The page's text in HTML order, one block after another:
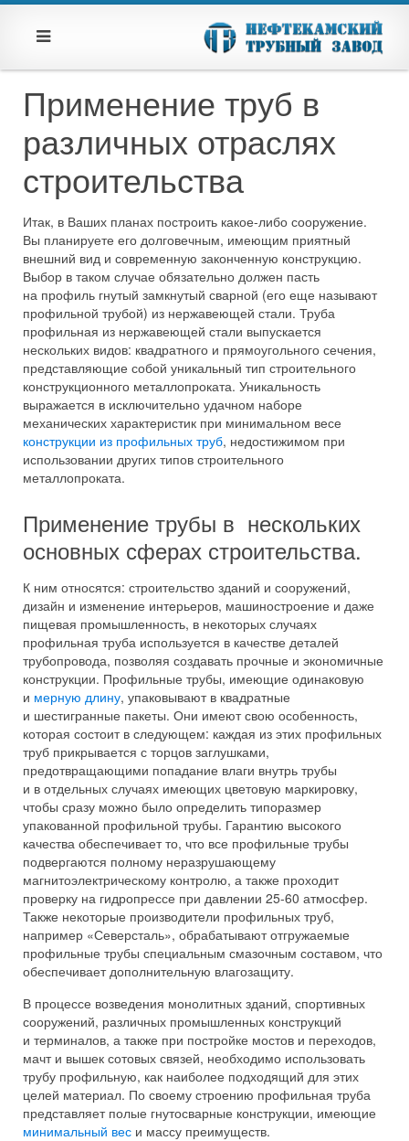
Применение труб в
различных отраслях
строительства
Итак, в Ваших планах построить какое-либо сооружение.
Вы планируете его долговечным, имеющим приятный
внешний вид и современную законченную конструкцию.
Выбор в таком случае обязательно должен пасть
на профиль гнутый замкнутый сварной (его еще называют
профильной трубой) из нержавеющей стали. Труба
профильная из нержавеющей стали выпускается
нескольких видов: квадратного и прямоугольного сечения,
представляющие собой уникальный тип строительного
конструкционного металлопроката. Уникальность
выражается в исключительно удачном наборе
механических характеристик при минимальном весе
конструкции из профильных труб, недостижимом при
использовании других типов строительного
металлопроката.
Применение трубы в нескольких
основных сферах строительства.
К ним относятся: строительство зданий и сооружений,
дизайн и изменение интерьеров, машиностроение и даже
пищевая промышленность, в некоторых случаях
профильная труба используется в качестве деталей
трубопровода, позволяя создавать прочные и экономичные
конструкции. Профильные трубы, имеющие одинаковую
и мерную длину, упаковывают в квадратные
и шестигранные пакеты. Они имеют свою особенность,
которая состоит в следующем: каждая из этих профильных
труб прикрывается с торцов заглушками,
предотвращающими попадание влаги внутрь трубы
и в отдельных случаях имеющих цветовую маркировку,
чтобы сразу можно было определить типоразмер
упакованной профильной трубы. Гарантию высокого
качества обеспечивает то, что все профильные трубы
подвергаются полному неразрушающему
магнитоэлектрическому контролю, а также проходит
проверку на гидропрессе при давлении 25-60 атмосфер.
Также некоторые производители профильных труб,
например «Северсталь», обрабатывают отгружаемые
профильные трубы специальным смазочным составом, что
обеспечивает дополнительную влагозащиту.
В процессе возведения монолитных зданий, спортивных
сооружений, различных промышленных конструкций
и терминалов, а также при постройке мостов и переходов,
мачт и вышек сотовых связей, необходимо использовать
трубу профильную, как наиболее подходящий для этих
целей материал. По своему строению профильная труба
представляет полые гнутосварные конструкции, имеющие
минимальный вес и массу преимуществ.